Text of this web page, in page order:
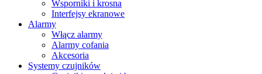
Wsporniki i krosna
Interfejsy ekranowe
Alarmy
Włącz alarmy
Alarmy cofania
Akcesoria
Systemy czujników